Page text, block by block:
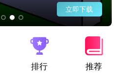
立即下载
排行 推荐